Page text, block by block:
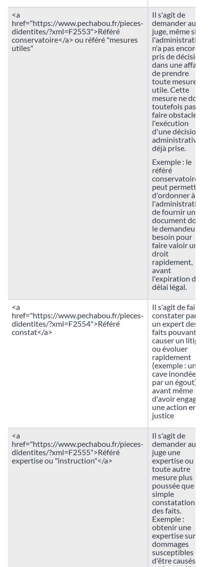
<a
href="https://www.pechabou.fr/pieces-
didentites/?xml=F2553">Référé
conservatoire</a> ou référé "mesures
utiles"
Il s'agit de
demander au
juge, même si
l'administration
n'a pas encore
pris de décision
dans une affaire,
de prendre
toute mesure
utile. Cette
mesure ne doit
toutefois pas
faire obstacle à
l'exécution
d'une décision
administrative
déjà prise.
Exemple : le
référé
conservatoire
peut permettre
d'ordonner à
l'administration
de fournir un
document dont
le demandeur a
besoin pour
faire valoir un
droit
rapidement,
avant
l'expiration d'un
délai légal.
<a
href="https://www.pechabou.fr/pieces-
didentites/?xml=F2554">Référé
constat</a>
Il s'agit de faire
constater par
un expert des
faits pouvant
causer un litige
ou évoluer
rapidement
(exemple : une
cave inondée
par un égout)
avant même
d'avoir engagé
une action en
justice
<a
href="https://www.pechabou.fr/pieces-
didentites/?xml=F2555">Référé
expertise ou "instruction"</a>
Il s'agit de
demander au
juge une
expertise ou
toute autre
mesure plus
poussée que la
simple
constatation
des faits.
Exemple :
obtenir une
expertise sur les
dommages
susceptibles
d'être causés à